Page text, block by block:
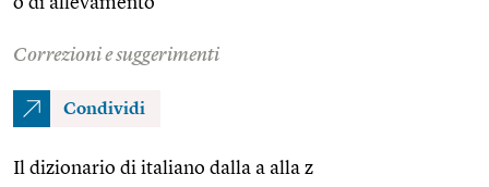
Correzioni e suggerimenti
Condividi
Il dizionario di italiano dalla a alla z